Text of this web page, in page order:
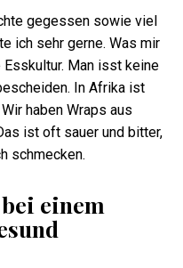
gegessen sowie viel
ich sehr gerne. Was mir
Man isst keine
In Afrika ist
haben Wraps aus
ist oft sauer und bitter,
schmecken.
einem